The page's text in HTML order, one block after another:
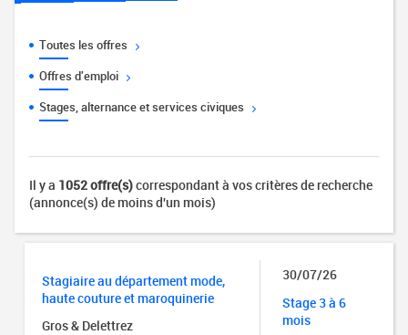
Toutes les offres
Offres d'emploi
Stages, alternance et services civiques
Il y a 1052 offre(s)correspondant à vos critères de recherche
(annonce(s) de moins d'un mois)
Stagiaire au département mode,
haute couture et maroquinerie
Gros & Delettrez
30/07/26
Stage 3 à 6
mois